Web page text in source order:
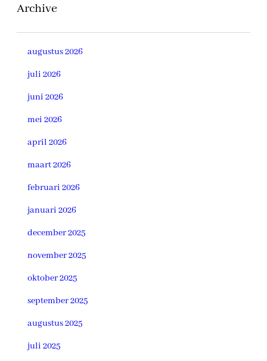
Archive
augustus 2026
juli 2026
juni 2026
mei 2026
april 2026
maart 2026
februari 2026
januari 2026
december 2025
november 2025
oktober 2025
september 2025
augustus 2025
juli 2025